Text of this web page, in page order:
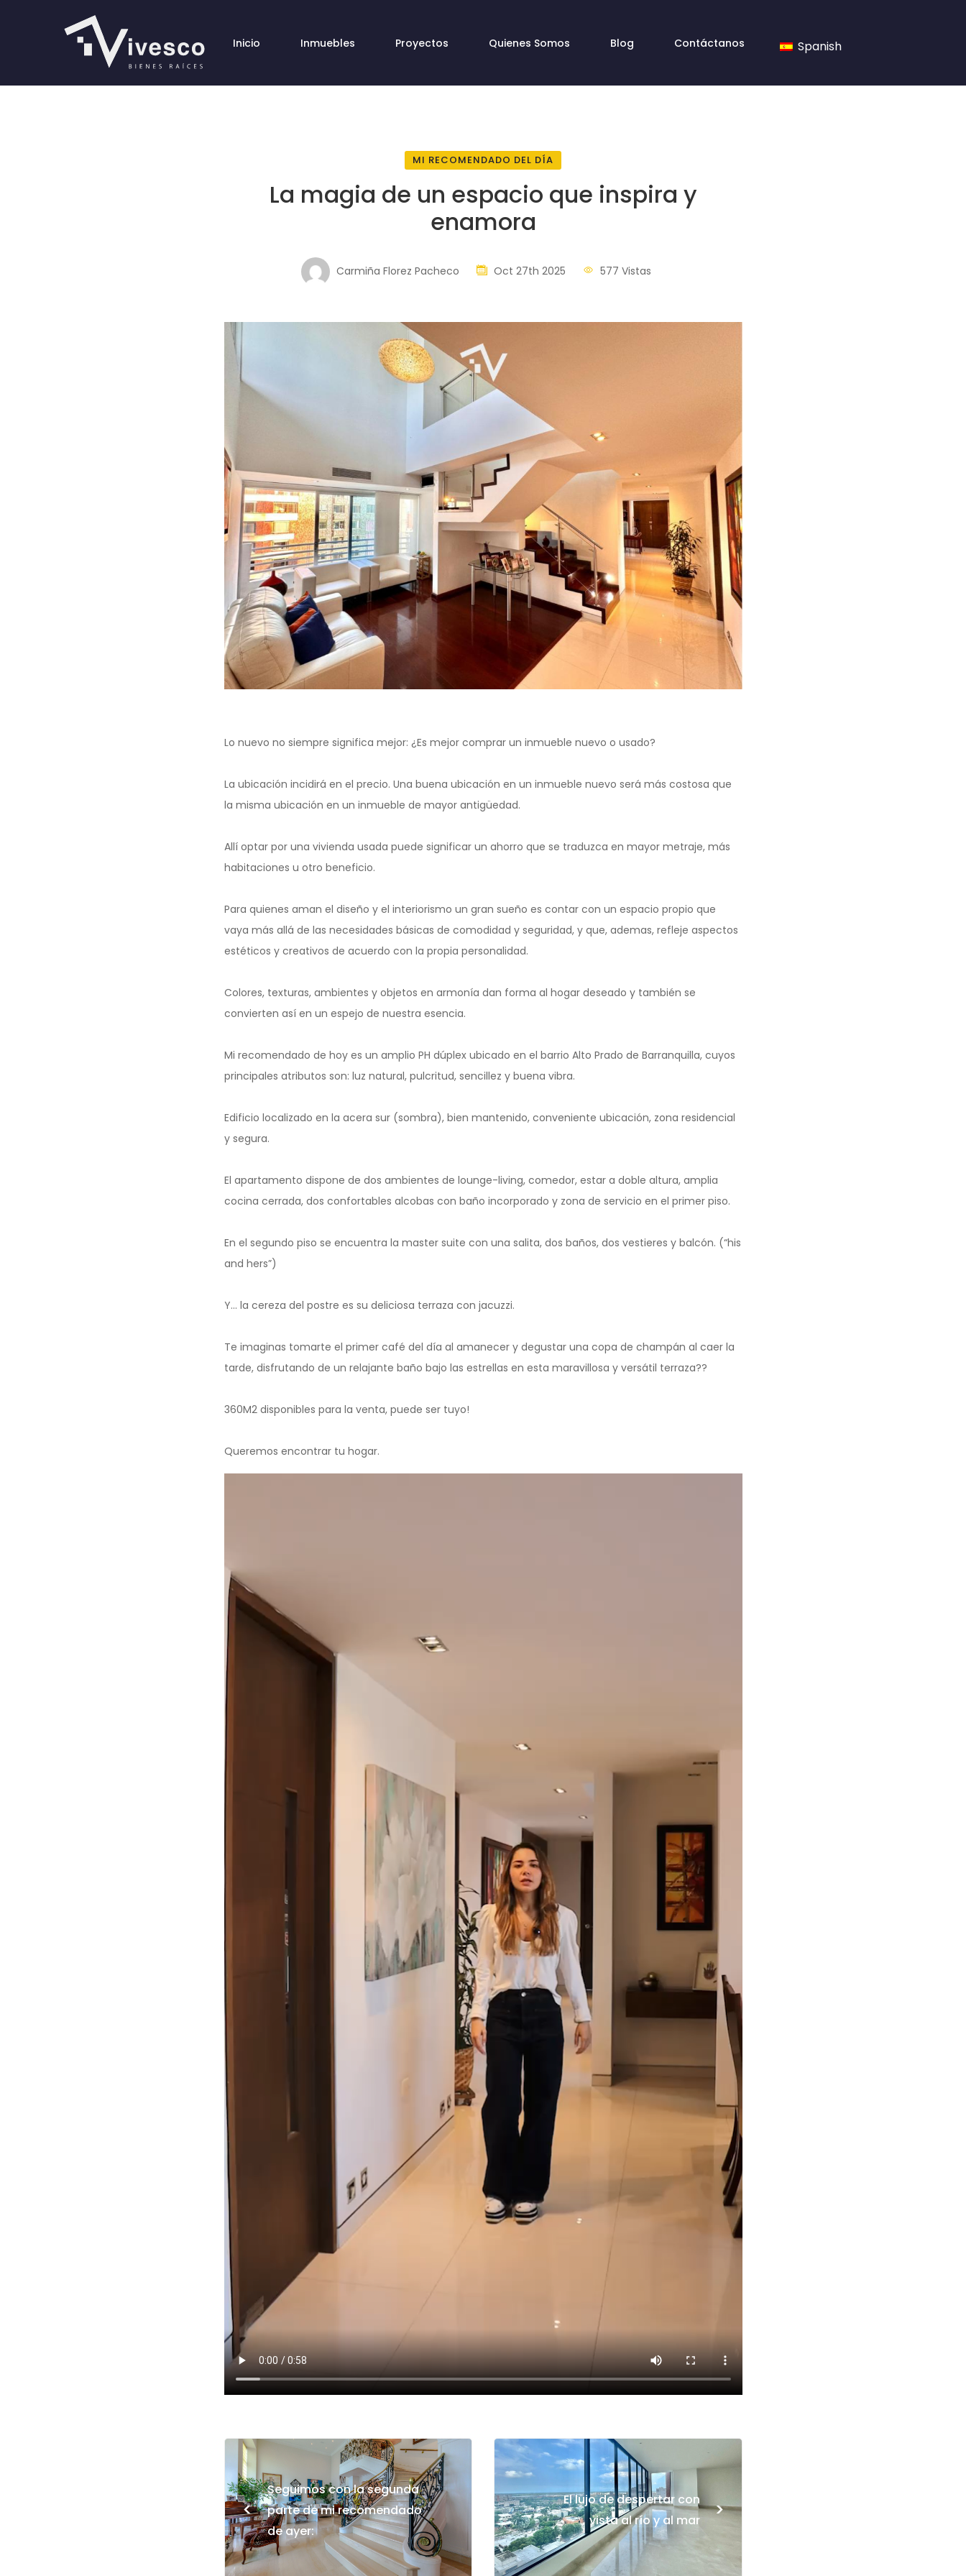
Inicio Inmuebles Proyectos Quienes Somos Blog Contáctanos Spanish
MI RECOMENDADO DEL DÍA
La magia de un espacio que inspira y
enamora
Carmiña Florez Pacheco Oct 27th 2025 577 Vistas
Lo nuevo no siempre significa mejor: ¿Es mejor comprar un inmueble nuevo o usado?
La ubicación incidirá en el precio. Una buena ubicación en un inmueble nuevo será más costosa que
la misma ubicación en un inmueble de mayor antigüedad.
Allí optar por una vivienda usada puede significar un ahorro que se traduzca en mayor metraje, más
habitaciones u otro beneficio.
Para quienes aman el diseño y el interiorismo un gran sueño es contar con un espacio propio que
vaya más allá de las necesidades básicas de comodidad y seguridad, y que, ademas, refleje aspectos
estéticos y creativos de acuerdo con la propia personalidad.
Colores, texturas, ambientes y objetos en armonía dan forma al hogar deseado y también se
convierten así en un espejo de nuestra esencia.
Mi recomendado de hoy es un amplio PH dúplex ubicado en el barrio Alto Prado de Barranquilla, cuyos
principales atributos son: luz natural, pulcritud, sencillez y buena vibra.
Edificio localizado en la acera sur (sombra), bien mantenido, conveniente ubicación, zona residencial
y segura.
El apartamento dispone de dos ambientes de lounge-living, comedor, estar a doble altura, amplia
cocina cerrada, dos confortables alcobas con baño incorporado y zona de servicio en el primer piso.
En el segundo piso se encuentra la master suite con una salita, dos baños, dos vestieres y balcón. (“his
and hers”)
Y… la cereza del postre es su deliciosa terraza con jacuzzi.
Te imaginas tomarte el primer café del día al amanecer y degustar una copa de champán al caer la
tarde, disfrutando de un relajante baño bajo las estrellas en esta maravillosa y versátil terraza??
360M2 disponibles para la venta, puede ser tuyo!
Queremos encontrar tu hogar.
<
Seguimos con la segunda
parte de mi recomendado
de ayer:
El lujo de despertar con
vista al río y al mar
>